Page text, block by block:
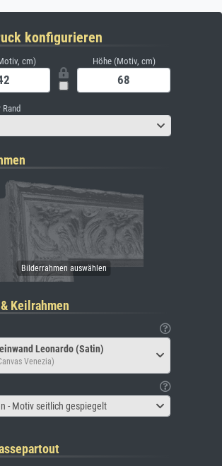
konfigurieren
cm) Höhe (Motiv, cm)
Keilrahmen
Leonardo (Satin)
Venezia)
- Motiv seitlich gespiegelt